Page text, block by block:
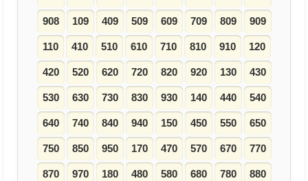
908 109 409 509 609 709 809 909
110 410 510 610 710 810 910 120
420 520 620 720 820 920 130 430
530 630 730 830 930 140 440 540
640 740 840 940 150 450 550 650
750 850 950 170 470 570 670 770
870 970 180 480 580 680 780 880